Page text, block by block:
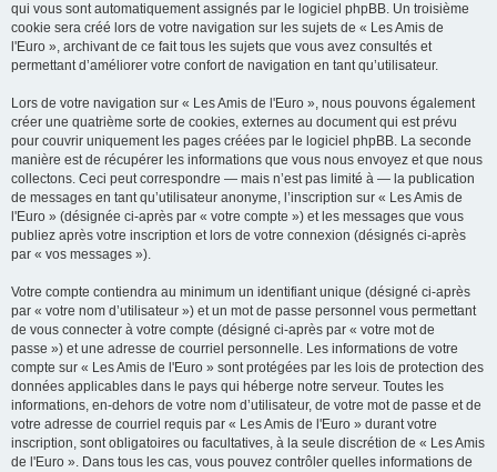
qui vous sont automatiquement assignés par le logiciel phpBB. Un troisième
cookie sera créé lors de votre navigation sur les sujets de « Les Amis de
l'Euro », archivant de ce fait tous les sujets que vous avez consultés et
permettant d’améliorer votre confort de navigation en tant qu’utilisateur.
Lors de votre navigation sur « Les Amis de l'Euro », nous pouvons également
créer une quatrième sorte de cookies, externes au document qui est prévu
pour couvrir uniquement les pages créées par le logiciel phpBB. La seconde
manière est de récupérer les informations que vous nous envoyez et que nous
collectons. Ceci peut correspondre — mais n’est pas limité à — la publication
de messages en tant qu’utilisateur anonyme, l’inscription sur « Les Amis de
l'Euro » (désignée ci-après par « votre compte ») et les messages que vous
publiez après votre inscription et lors de votre connexion (désignés ci-après
par « vos messages »).
Votre compte contiendra au minimum un identifiant unique (désigné ci-après
par « votre nom d’utilisateur ») et un mot de passe personnel vous permettant
de vous connecter à votre compte (désigné ci-après par « votre mot de
passe ») et une adresse de courriel personnelle. Les informations de votre
compte sur « Les Amis de l'Euro » sont protégées par les lois de protection des
données applicables dans le pays qui héberge notre serveur. Toutes les
informations, en-dehors de votre nom d’utilisateur, de votre mot de passe et de
votre adresse de courriel requis par « Les Amis de l'Euro » durant votre
inscription, sont obligatoires ou facultatives, à la seule discrétion de « Les Amis
de l'Euro ». Dans tous les cas, vous pouvez contrôler quelles informations de